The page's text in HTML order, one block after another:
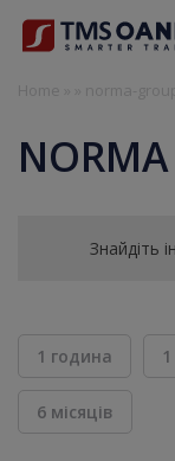
Знайдіть
1 година
6 місяців